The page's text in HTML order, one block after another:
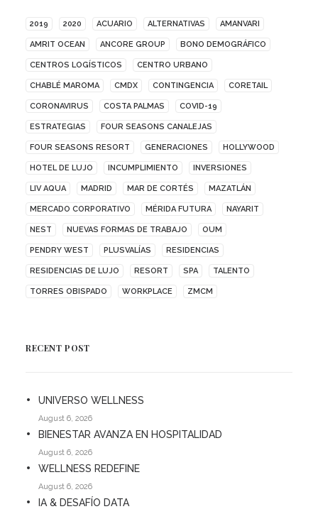
2019 2020 ACUARIO ALTERNATIVAS AMANVARI
AMRIT OCEAN ANCORE GROUP BONO DEMOGRÁFICO
CENTROS LOGÍSTICOS CENTRO URBANO
CHABLÉ MAROMA CMDX CONTINGENCIA CORETAIL
CORONAVIRUS COSTA PALMAS COVID-19
ESTRATEGIAS FOUR SEASONS CANALEJAS
FOUR SEASONS RESORT GENERACIONES HOLLYWOOD
HOTEL DE LUJO INCUMPLIMIENTO INVERSIONES
LIV AQUA MADRID MAR DE CORTÉS MAZATLÁN
MERCADO CORPORATIVO MÉRIDA FUTURA NAYARIT
NEST NUEVAS FORMAS DE TRABAJO OUM
PENDRY WEST PLUSVALÍAS RESIDENCIAS
RESIDENCIAS DE LUJO RESORT SPA TALENTO
TORRES OBISPADO WORKPLACE ZMCM
RECENT POST
UNIVERSO WELLNESS
August 6, 2026
BIENESTAR AVANZA EN HOSPITALIDAD
August 6, 2026
WELLNESS REDEFINE
August 6, 2026
IA & DESAFÍO DATA